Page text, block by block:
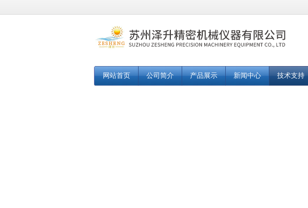
网站首页 公司简介 产品展示 新闻中心 技术支持